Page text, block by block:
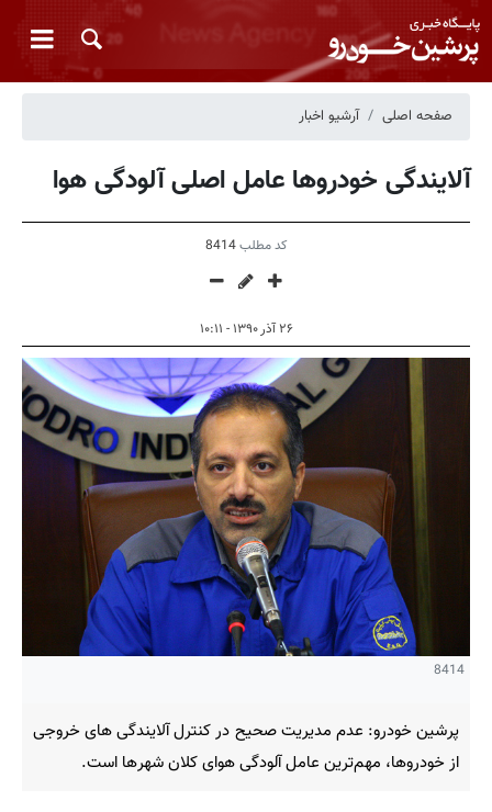
صفحه اصلی آرشیو اخبار
آلایندگی خودروها عامل اصلی آلودگی هوا
کد مطلب8414
۲۶ آذر ۱۳۹۰ - ۱۰:۱۱
8414
پرشین خودرو: عدم مدیریت صحیح در کنترل آلایندگی های خروجی
از خودروها، مهم‌ترین عامل آلودگی هوای کلان شهرها است.